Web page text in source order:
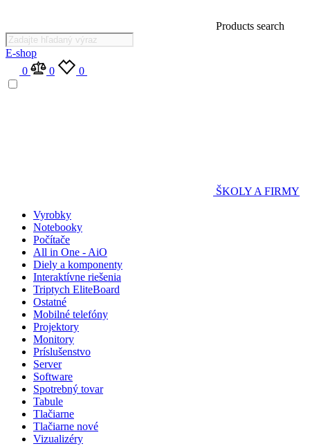
Products search
E-shop
0
0 0
ŠKOLY A FIRMY
Vyrobky
Notebooky
Počítače
All in One - AiO
Diely a komponenty
Interaktívne riešenia
Triptych EliteBoard
Ostatné
Mobilné telefóny
Projektory
Monitory
Príslušenstvo
Server
Software
Spotrebný tovar
Tabule
Tlačiarne
Tlačiarne nové
Vizualizéry